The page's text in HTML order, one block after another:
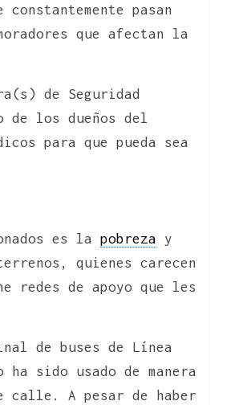
pasan
que afectan la
de Seguridad
de los dueños del
para que pueda sea
es la pobreza y
quienes carecen
redes de apoyo que les
de buses de Línea
sido usado de manera
calle. A pesar de haber